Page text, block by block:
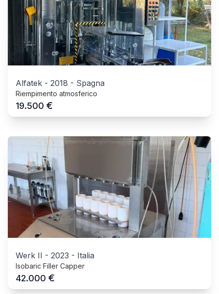
Alfatek - 2018 - Spagna
Riempimento atmosferico
19.500 €
Werk II - 2023 - Italia
Isobaric Filler Capper
42.000 €